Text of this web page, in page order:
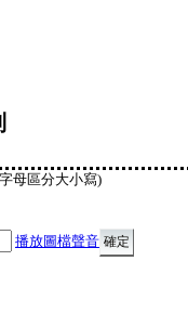
母區分大小寫)
播放圖檔聲音